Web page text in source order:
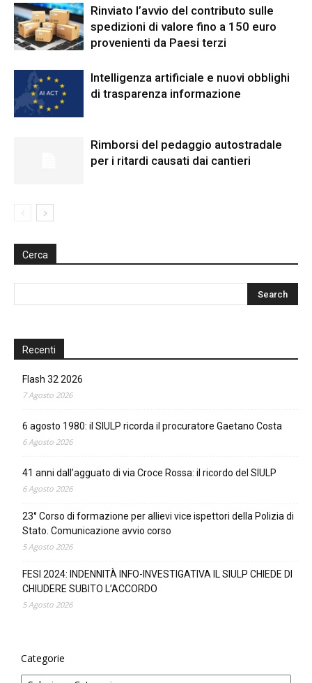
Rinviato l’avvio del contributo sulle
spedizioni di valore fino a 150 euro
provenienti da Paesi terzi
Intelligenza artificiale e nuovi obblighi
di trasparenza informazione
Rimborsi del pedaggio autostradale
per i ritardi causati dai cantieri
Cerca
Recenti
Flash 32 2026
7 Agosto 2026
6 agosto 1980: il SIULP ricorda il procuratore Gaetano Costa
6 Agosto 2026
41 anni dall’agguato di via Croce Rossa: il ricordo del SIULP
6 Agosto 2026
23° Corso di formazione per allievi vice ispettori della Polizia di
Stato. Comunicazione avvio corso
5 Agosto 2026
FESI 2024: INDENNITÀ INFO-INVESTIGATIVA IL SIULP CHIEDE DI
CHIUDERE SUBITO L’ACCORDO
5 Agosto 2026
Categorie